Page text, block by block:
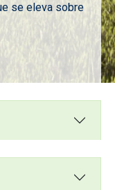
se eleva sobre